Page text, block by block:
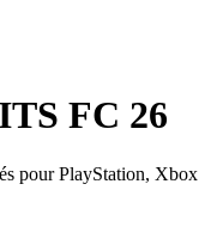
FC 26
pour PlayStation, Xbox